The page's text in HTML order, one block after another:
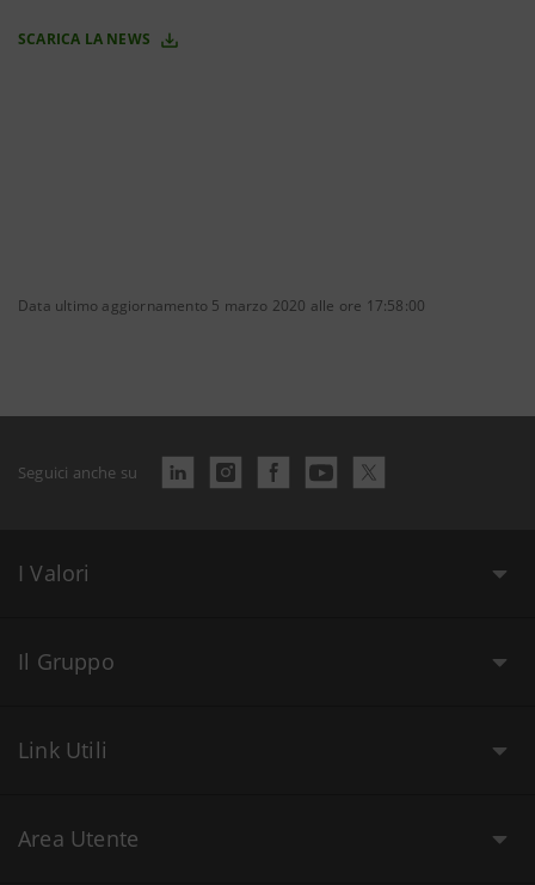
SCARICA LA NEWS
Data ultimo aggiornamento 5 marzo 2020 alle ore 17:58:00
Seguici anche su
I Valori
Il Gruppo
Link Utili
Area Utente